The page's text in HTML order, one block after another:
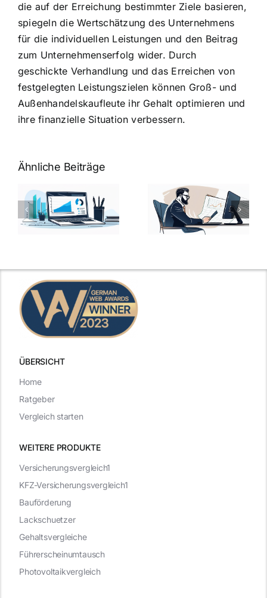
die auf der Erreichung bestimmter Ziele basieren,
spiegeln die Wertschätzung des Unternehmens
für die individuellen Leistungen und den Beitrag
zum Unternehmenserfolg wider. Durch
geschickte Verhandlung und das Erreichen von
festgelegten Leistungszielen können Groß- und
Außenhandelskaufleute ihr Gehalt optimieren und
ihre finanzielle Situation verbessern.
Ähnliche Beiträge
Fragen zum
Geschicktes
Ansprechen
der
Vorstellungsgespräch
Fragen: 77
Fragen und
kluge
ÜBERSICHT
WEITERE PRODUKTE
Versicherungsvergleich1
KFZ-Versicherungsvergleich1
Bauförderung
Lackschuetzer
Gehaltsvergleiche
Führerscheinumtausch
Photovoltaikvergleich
Home
Ratgeber
Vergleich starten